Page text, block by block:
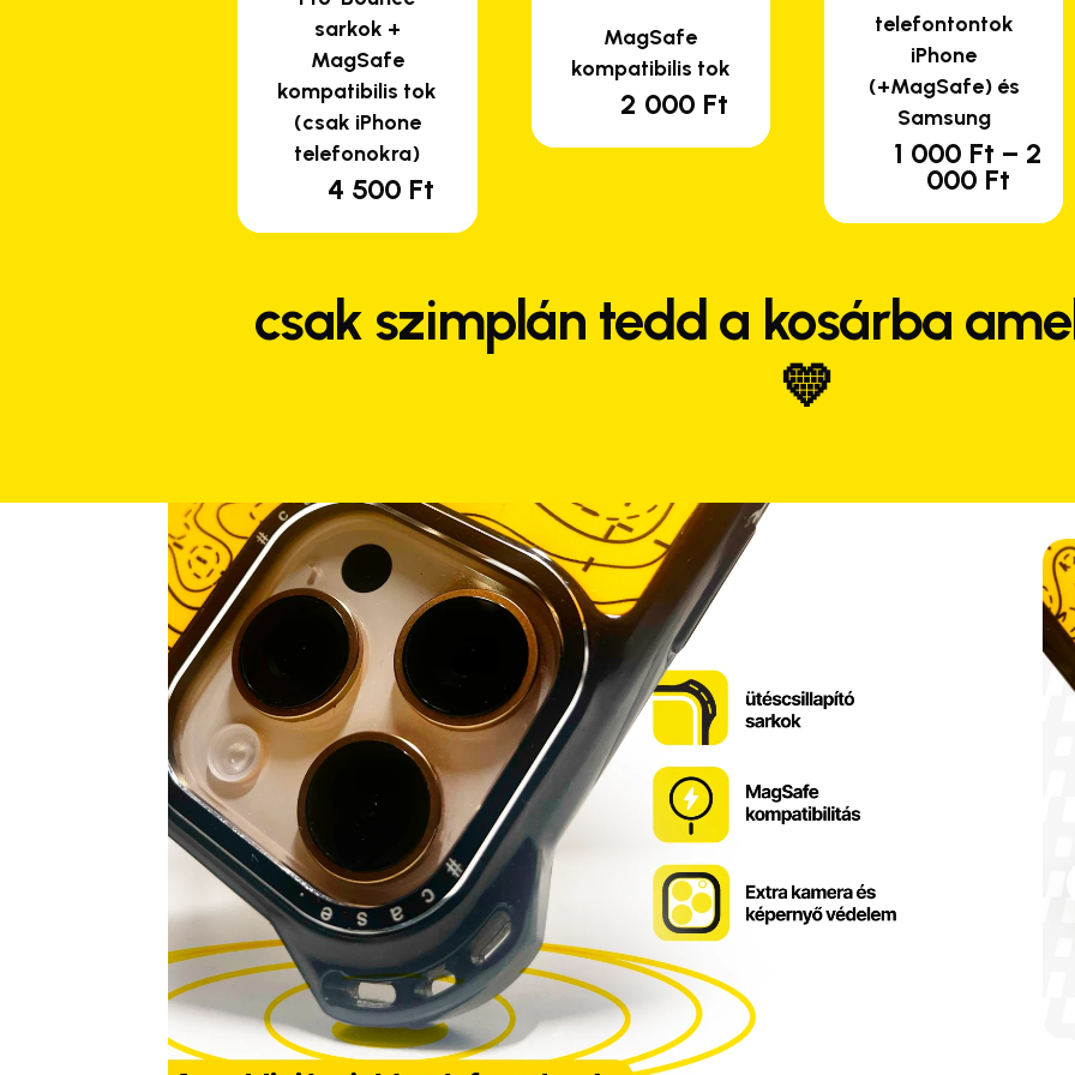
sarkok +
MagSafe
kompatibilis tok
(csak iPhone
telefonokra)
4 500 Ft
MagSafe
kompatibilis tok
2 000 Ft
telefontontok
iPhone
(+MagSafe) és
Samsung
1 000 Ft – 2
000 Ft
000 Ft
000
ki
csak szimplán tedd a kosárba
💛